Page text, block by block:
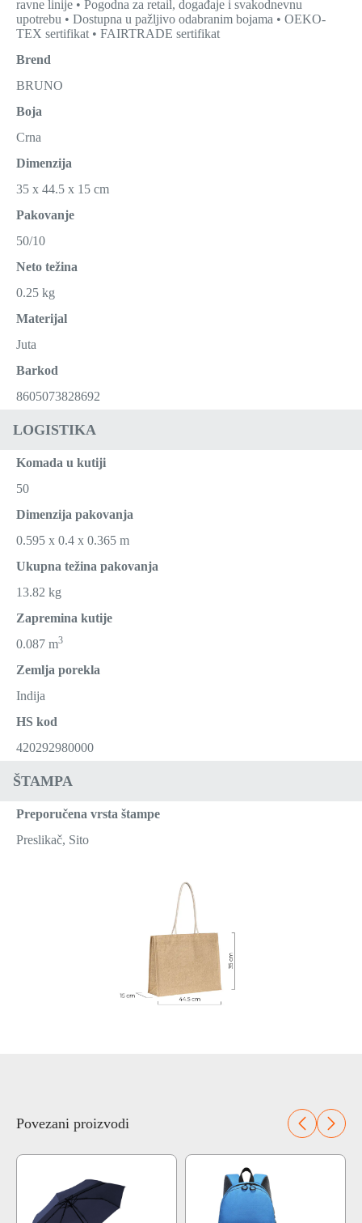
ravne linije • Pogodna za retail, događaje i svakodnevnu
upotrebu • Dostupna u pažljivo odabranim bojama • OEKO-
TEX sertifikat • FAIRTRADE sertifikat
Brend
BRUNO
Boja
Crna
Dimenzija
35 x 44.5 x 15 cm
Pakovanje
50/10
Neto težina
0.25 kg
Materijal
Juta
Barkod
8605073828692
LOGISTIKA
Komada u kutiji
50
Dimenzija pakovanja
0.595 x 0.4 x 0.365 m
Ukupna težina pakovanja
13.82 kg
Zapremina kutije
0.087 m3
Zemlja porekla
Indija
HS kod
420292980000
ŠTAMPA
Preporučena vrsta štampe
Preslikač, Sito
Povezani proizvodi